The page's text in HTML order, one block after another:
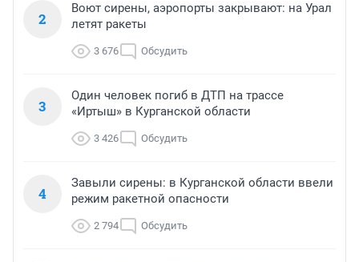
2
Воют сирены, аэропорты закрывают: на Урал
летят ракеты
3 676 Обсудить
3
Один человек погиб в ДТП на трассе
«Иртыш» в Курганской области
3 426 Обсудить
4
Завыли сирены: в Курганской области ввели
режим ракетной опасности
2 794 Обсудить